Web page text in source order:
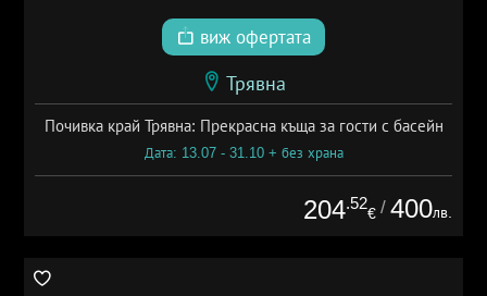
виж офертата
Трявна
Почивка край Трявна: Прекрасна къща за гости с басейн
Дата: 13.07 - 31.10 + без храна
204.52
€ / 400лв.